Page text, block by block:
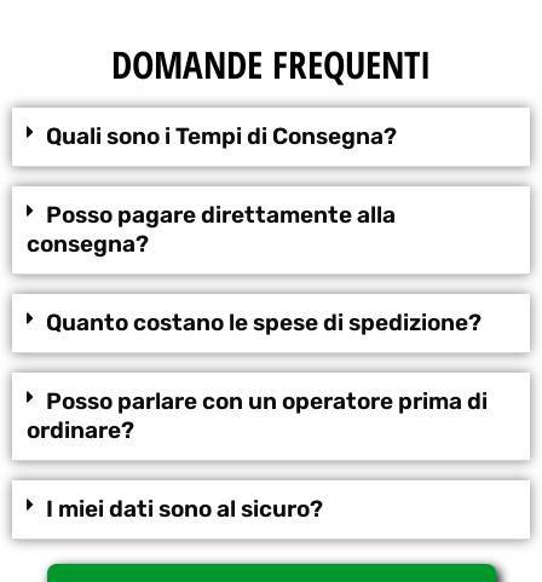
DOMANDE FREQUENTI
Quali sono i Tempi di Consegna?
Posso pagare direttamente alla
consegna?
Quanto costano le spese di spedizione?
Posso parlare con un operatore prima di
ordinare?
I miei dati sono al sicuro?